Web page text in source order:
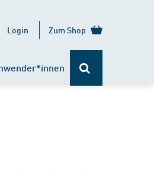
Login Zum Shop